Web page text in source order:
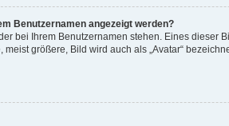
Benutzernamen angezeigt werden?
bei Ihrem Benutzernamen stehen. Eines dieser
meist größere, Bild wird auch als „Avatar“